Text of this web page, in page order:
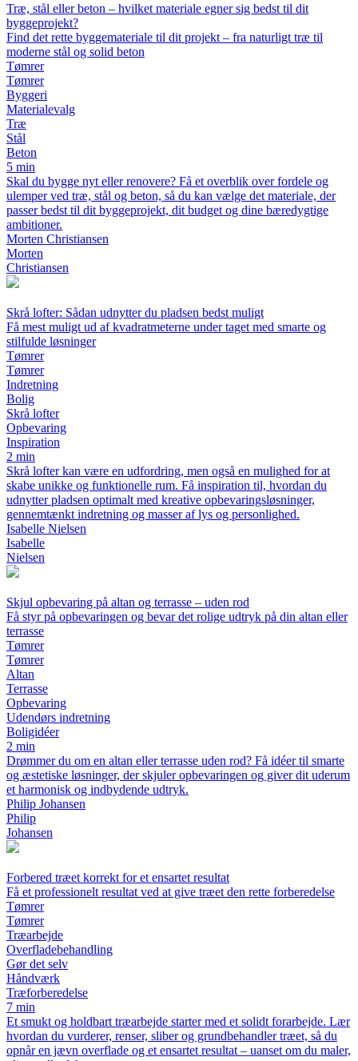
Træ, stål eller beton – hvilket materiale egner sig bedst til dit
byggeprojekt?
Find det rette byggemateriale til dit projekt – fra naturligt træ til
moderne stål og solid beton
Tømrer
Tømrer
Byggeri
Materialevalg
Træ
Stål
Beton
5 min
Skal du bygge nyt eller renovere? Få et overblik over fordele og
ulemper ved træ, stål og beton, så du kan vælge det materiale, der
passer bedst til dit byggeprojekt, dit budget og dine bæredygtige
ambitioner.
Morten Christiansen
Morten
Christiansen
Skrå lofter: Sådan udnytter du pladsen bedst muligt
Få mest muligt ud af kvadratmeterne under taget med smarte og
stilfulde løsninger
Tømrer
Tømrer
Indretning
Bolig
Skrå lofter
Opbevaring
Inspiration
2 min
Skrå lofter kan være en udfordring, men også en mulighed for at
skabe unikke og funktionelle rum. Få inspiration til, hvordan du
udnytter pladsen optimalt med kreative opbevaringsløsninger,
gennemtænkt indretning og masser af lys og personlighed.
Isabelle Nielsen
Isabelle
Nielsen
Skjul opbevaring på altan og terrasse – uden rod
Få styr på opbevaringen og bevar det rolige udtryk på din altan eller
terrasse
Tømrer
Tømrer
Altan
Terrasse
Opbevaring
Udendørs indretning
Boligidéer
2 min
Drømmer du om en altan eller terrasse uden rod? Få idéer til smarte
og æstetiske løsninger, der skjuler opbevaringen og giver dit uderum
et harmonisk og indbydende udtryk.
Philip Johansen
Philip
Johansen
Forbered træet korrekt for et ensartet resultat
Få et professionelt resultat ved at give træet den rette forberedelse
Tømrer
Tømrer
Træarbejde
Overfladebehandling
Gør det selv
Håndværk
Træforberedelse
7 min
Et smukt og holdbart træarbejde starter med et solidt forarbejde. Lær
hvordan du vurderer, renser, sliber og grundbehandler træet, så du
opnår en jævn overflade og et ensartet resultat – uanset om du maler,